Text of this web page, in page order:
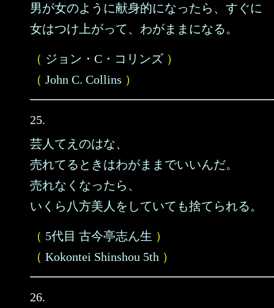
男が女のように献身的になったら、すぐに
女はつけ上がって、わがままになる。
（ ジョン・C・コリンズ ）
（ John C. Collins ）
25.
芸人てえのはな、
売れてるときはわがままでいいんだ。
売れなくなったら、
いくら八方美人をしていても捨てられる。
（ 5代目 古今亭志ん生 ）
（ Kokontei Shinshou 5th ）
26.